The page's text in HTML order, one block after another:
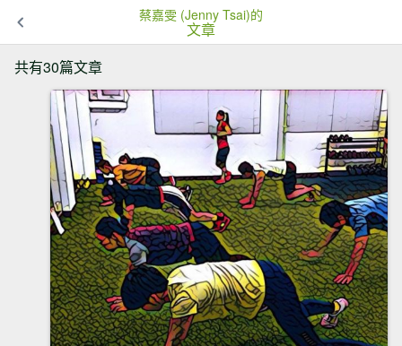
蔡嘉雯 (Jenny Tsai)的
文章
共有30篇文章